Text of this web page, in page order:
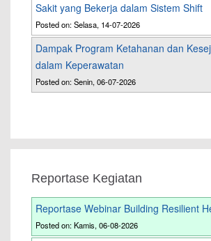
Sakit yang Bekerja dalam Sistem Shift
Posted on: Selasa, 14-07-2026
Dampak Program Ketahanan dan
dalam Keperawatan
Posted on: Senin, 06-07-2026
Reportase Kegiatan
Reportase Webinar Building Resilient
Posted on: Kamis, 06-08-2026